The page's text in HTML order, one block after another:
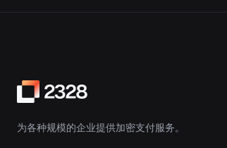
为各种规模的企业提供加密支付服务。